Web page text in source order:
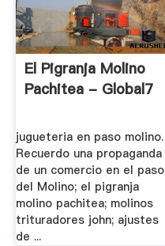
El Pigranja Molino
Pachitea - Global7
jugueteria en paso molino.
Recuerdo una propaganda
de un comercio en el paso
del Molino; el pigranja
molino pachitea; molinos
trituradores john; ajustes
de ...